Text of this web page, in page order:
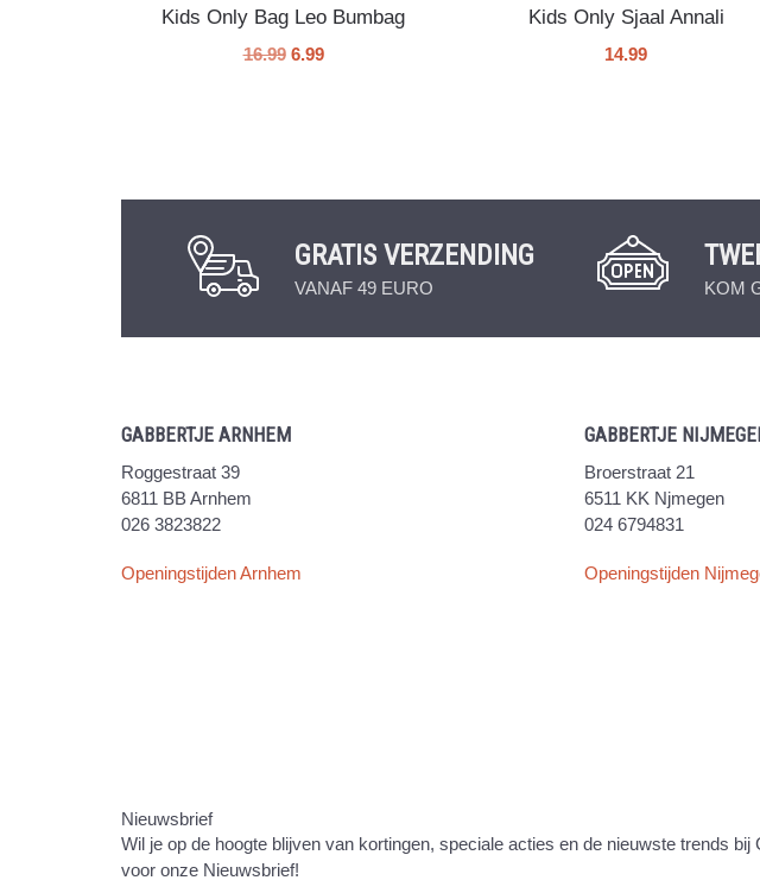
Kids Only Bag Leo Bumbag
16.99 6.99
Kids Only Sjaal Annali
14.99
GRATIS VERZENDING
VANAF 49 EURO KOM
GABBERTJE ARNHEM
Roggestraat 39
6811 BB Arnhem
026 3823822
Openingstijden Arnhem
GABBERTJE
Broerstraat 21
6511 KK Njmegen
024 6794831
Openingstijden
Nieuwsbrief
Wil je op de hoogte blijven van kortingen, speciale acties en de nieuwste trends
voor onze Nieuwsbrief!